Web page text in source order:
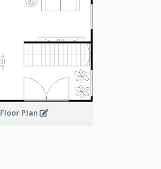
Plan